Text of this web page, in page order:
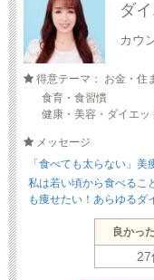
ダ
カウ
得意テーマ： お金・住
食育・食習慣
健康・美容・ダイエッ
メッセージ
「食べても太らない」美
私は若い頃から食べるこ
も痩せたい！あらゆるダ
良かった
27